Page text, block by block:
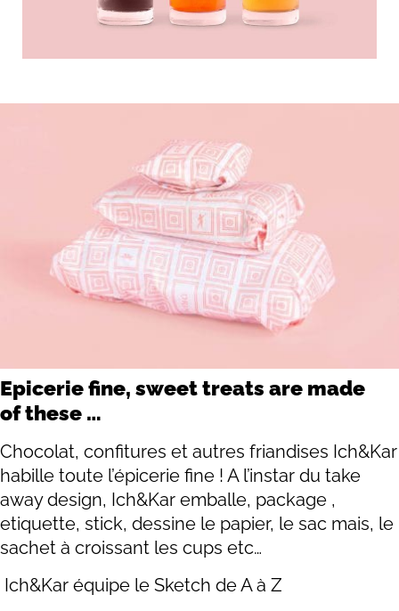
Epicerie fine, sweet treats are made
of these …
Chocolat, confitures et autres friandises Ich&Kar
habille toute l’épicerie fine ! A l’instar du take
away design, Ich&Kar emballe, package ,
etiquette, stick, dessine le papier, le sac mais, le
sachet à croissant les cups etc…
Ich&Kar équipe le Sketch de A à Z